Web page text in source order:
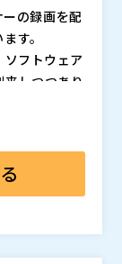
・S/4HAN
安を感じて
ニングコス
脱却し、自
用したテ
回せるの
工数削減の
ユーザー
質不安が解
ない状
の録画を配
す。
フトウェア
しつつあり
保証）のあ
実施のため
用的な視点
のAIテスト
年にテスト
には必見のセ
、過度な期待